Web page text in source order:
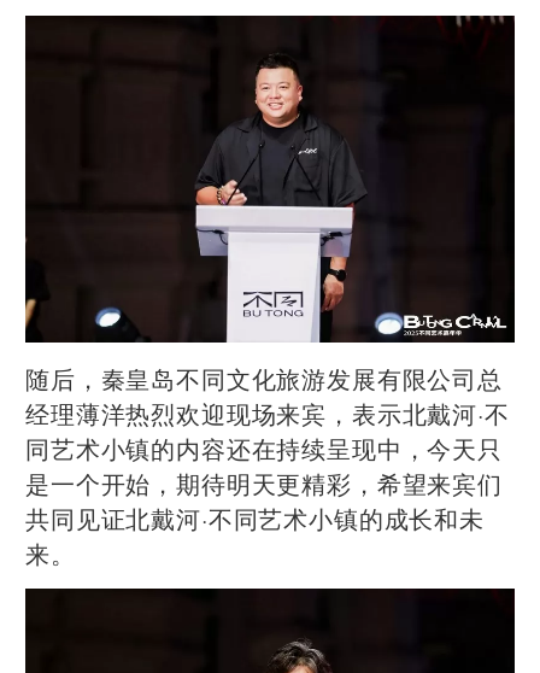
随后，秦皇岛不同文化旅游发展有限公司总
经理薄洋热烈欢迎现场来宾，表示北戴河·不
同艺术小镇的内容还在持续呈现中，今天只
是一个开始，期待明天更精彩，希望来宾们
共同见证北戴河·不同艺术小镇的成长和未
来。